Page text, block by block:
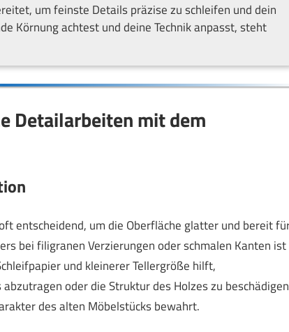
um feinste Details präzise zu schleifen und dein
Körnung achtest und deine Technik anpasst, steht
Detailarbeiten mit dem
entscheidend, um die Oberfläche glatter und bereit
bei filigranen Verzierungen oder schmalen Kanten ist
und kleinerer Tellergröße hilft,
oder die Struktur des Holzes zu
des alten Möbelstücks bewahrt.